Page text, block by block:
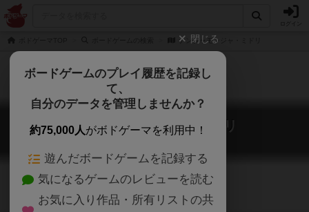
ナンジャモンジャ・ミドリ
ナンジャモンジャ・ミドリ
Toddles-Bobbles Green
閉じる
ボードゲームのプレイ履歴を記録し
て、
自分のデータを管理しませんか？
約75,000人がボドゲーマを利用中！
遊んだボードゲームを記録する
気になるゲームのレビューを読む
お気に入り作品・所有リストの共